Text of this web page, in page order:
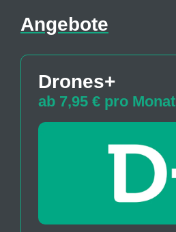
Angebote
Drones+
ab 7,95 € pro Monat